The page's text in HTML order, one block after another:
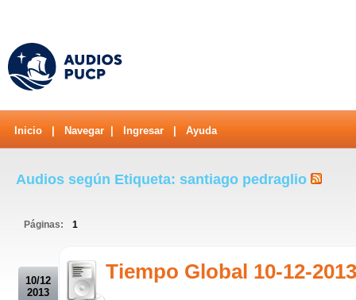
Inicio Navegar Ingresar Ayuda
Audios según Etiqueta: santiago pedraglio
Páginas: 1
10/12
2013
Tiempo Global 10-12-2013